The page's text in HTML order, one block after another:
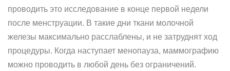
проводить это исследование в конце первой недели
после менструации. В такие дни ткани молочной
железы максимально расслаблены, и не затруднят ход
процедуры. Когда наступает менопауза, маммографию
можно проводить в любой день без ограничений.